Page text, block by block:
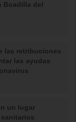
Boadilla del
las retribuciones
las ayudas
un lugar